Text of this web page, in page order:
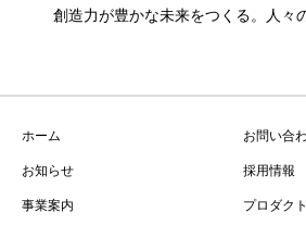
創造力が豊かな未来をつくる。人々
ホーム お問い合
お知らせ 採用情報
事業案内 プロダクト